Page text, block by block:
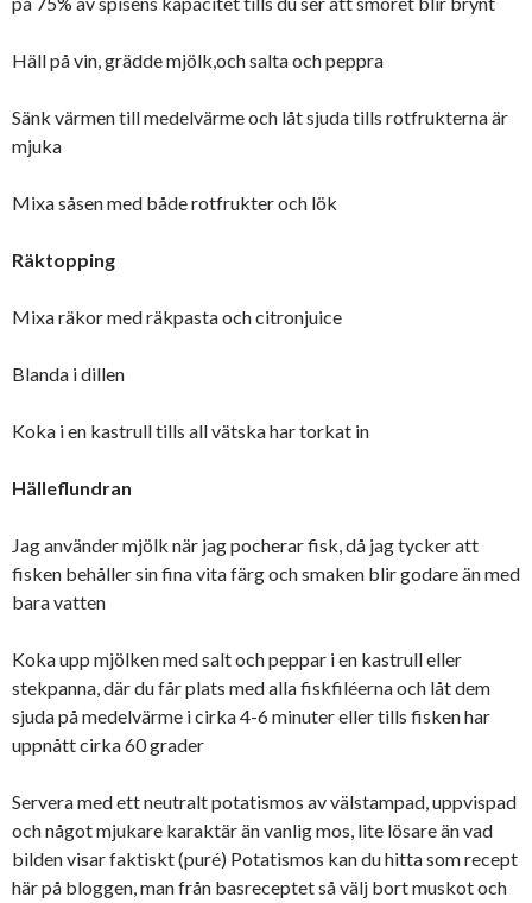
Häll på vin, grädde mjölk,och salta och peppra
Sänk värmen till medelvärme och låt sjuda tills rotfrukterna är
mjuka
Mixa såsen med både rotfrukter och lök
Räktopping
Mixa räkor med räkpasta och citronjuice
Blanda i dillen
Koka i en kastrull tills all vätska har torkat in
Hälleflundran
Jag använder mjölk när jag pocherar fisk, då jag tycker att
fisken behåller sin fina vita färg och smaken blir godare än med
bara vatten
Koka upp mjölken med salt och peppar i en kastrull eller
stekpanna, där du får plats med alla fiskfiléerna och låt dem
sjuda på medelvärme i cirka 4-6 minuter eller tills fisken har
uppnått cirka 60 grader
Servera med ett neutralt potatismos av välstampad, uppvispad
och något mjukare karaktär än vanlig mos, lite lösare än vad
bilden visar faktiskt (puré) Potatismos kan du hitta som recept
här på bloggen, man från basreceptet så välj bort muskot och